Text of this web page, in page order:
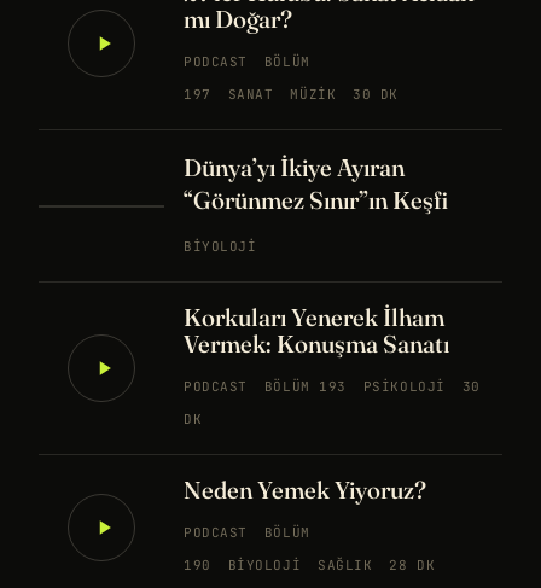
mı Doğar?
PODCAST
BÖLÜM
197
SANAT MÜZIK 30 DK
Dünya’yı İkiye Ayıran
“Görünmez Sınır”ın Keşfi
BIYOLOJI
Korkuları Yenerek İlham
Vermek: Konuşma Sanatı
PODCAST BÖLÜM 193 PSIKOLOJI
30
DK
Neden Yemek Yiyoruz?
PODCAST
BÖLÜM
190
BIYOLOJI SAĞLIK 28 DK